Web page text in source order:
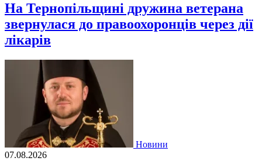
На Тернопільщині дружина ветерана
звернулася до правоохоронців через дії
лікарів
Новини
07.08.2026